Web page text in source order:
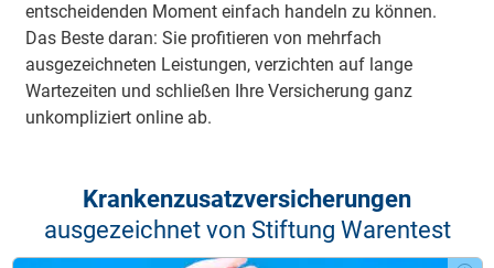
entscheidenden Moment einfach handeln zu können.
Das Beste daran: Sie profitieren von mehrfach
ausgezeichneten Leistungen, verzichten auf lange
Wartezeiten und schließen Ihre Versicherung ganz
unkompliziert online ab.
Kranken­zusatz­versicherungen
ausgezeichnet von Stiftung Warentest